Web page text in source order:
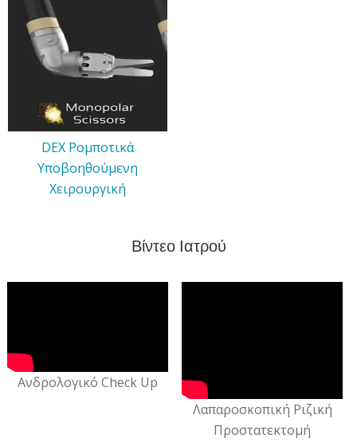
DEX Ρομποτικά
Υποβοηθούμενη
Χειρουργική
Βίντεο Ιατρού
Ανδρολογικό Check Up
Λαπαροσκοπική Ριζική
Προστατεκτομή